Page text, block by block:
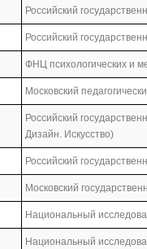
Российский
Российский
ФНЦ психологических и
Московский
Российский
Дизайн. Искусство)
Российский
Московский
Национальный
Национальный